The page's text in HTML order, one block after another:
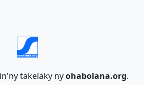
takelaky nyohabolana.org.